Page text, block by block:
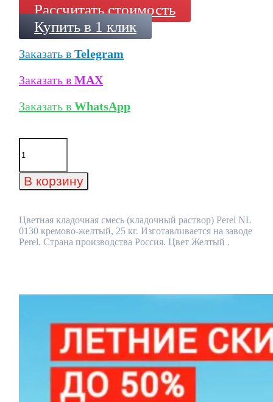
Рассчитать стоимость
Купить в 1 клик
Заказать в Telegram
Заказать в MAX
Заказать в WhatsApp
Количество
товара
кладочная
смесь
Perel
NL
0130
В корзину
Цветная кладочная смесь (кладочный раствор) Perel NL
0130 кремово-желтый, 25 кг. Изготавливается на заводе
Perel. Страна производства Россия. Цвет Желтый .